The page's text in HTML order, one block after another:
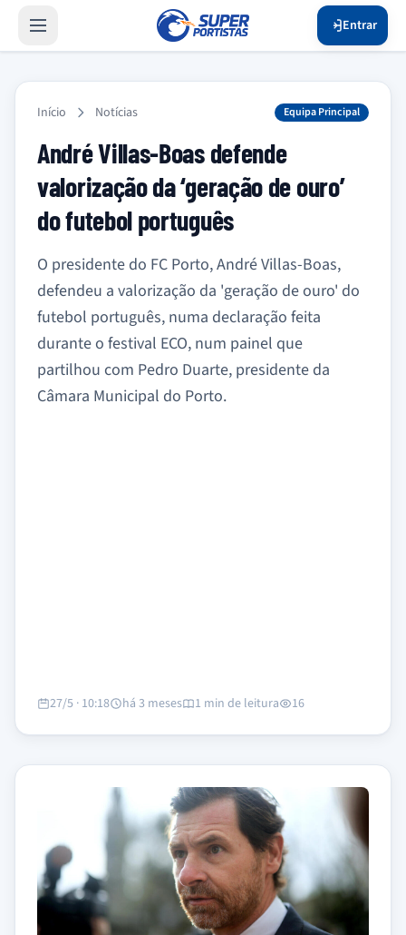
Entrar
Início Notícias Equipa Principal
André Villas-Boas defende
valorização da ‘geração de ouro’
do futebol português
O presidente do FC Porto, André Villas-Boas,
defendeu a valorização da 'geração de ouro' do
futebol português, numa declaração feita
durante o festival ECO, num painel que
partilhou com Pedro Duarte, presidente da
Câmara Municipal do Porto.
27/5 · 10:18 há 3 meses 1 min de leitura 16